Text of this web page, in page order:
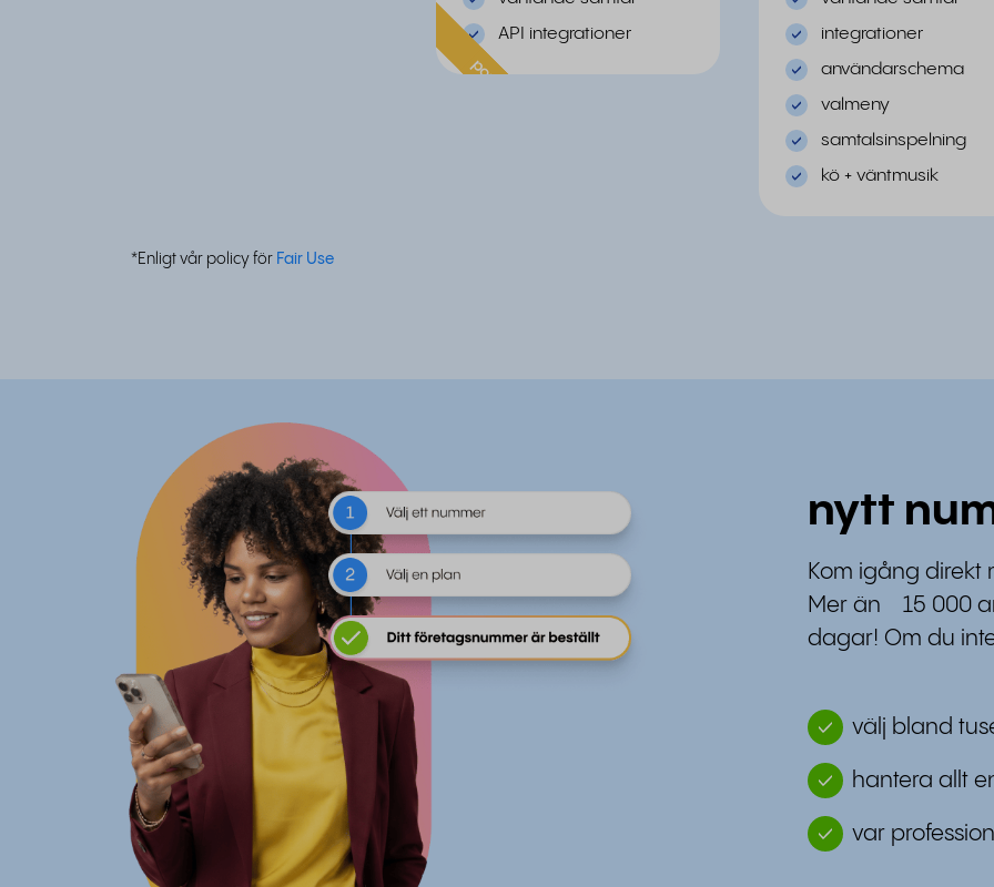
API integrationer
populär
integrationer
användarschema
valmeny
samtalsinspelning
kö + väntmusik
*Enligt vår policy för Fair Use
nytt
Kom igång direkt
Mer än 15 000
dagar! Om du
välj bland
hantera allt
var